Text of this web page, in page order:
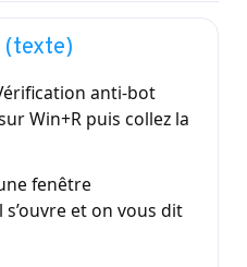
anti-bot
Win+R puis collez la
fenêtre
et on vous dit